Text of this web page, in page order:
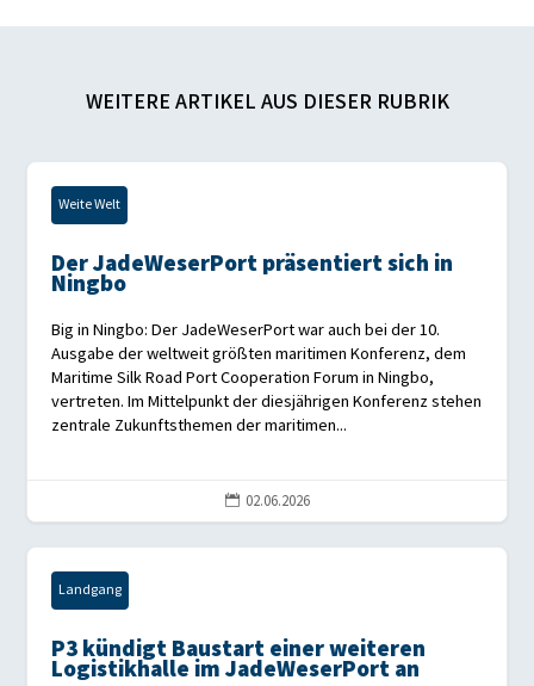
WEITERE ARTIKEL AUS DIESER RUBRIK
Weite Welt
Der JadeWeserPort präsentiert sich in
Ningbo
Big in Ningbo: Der JadeWeserPort war auch bei der 10.
Ausgabe der weltweit größten maritimen Konferenz, dem
Maritime Silk Road Port Cooperation Forum in Ningbo,
vertreten. Im Mittelpunkt der diesjährigen Konferenz stehen
zentrale Zukunftsthemen der maritimen...
 02.06.2026
Landgang
P3 kündigt Baustart einer weiteren
Logistikhalle im JadeWeserPort an